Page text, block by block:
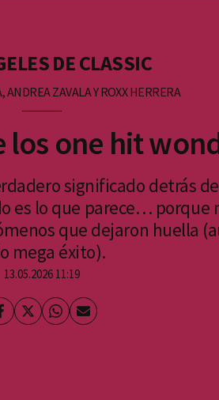
DE CLASSIC
ANDREA ZAVALA Y ROXX HERRERA
los one hit
significado detrás
es lo que parece… porque
que dejaron huella
mega éxito).
13.05.2026 11:19
Facebook
TwitterWhatsapp
Enviar